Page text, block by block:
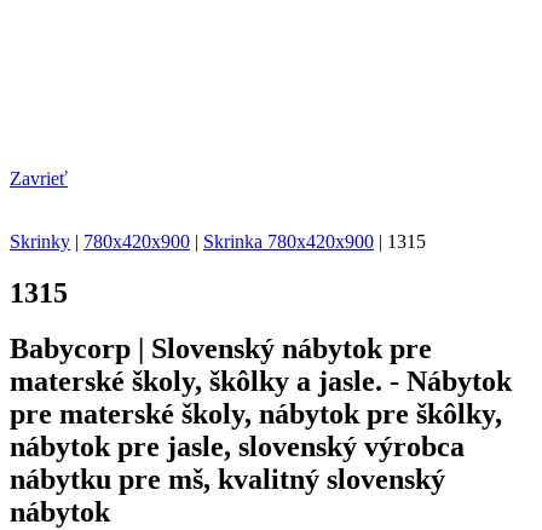
Zavrieť
Skrinky | 780x420x900 | Skrinka 780x420x900 | 1315
1315
Babycorp | Slovenský nábytok pre
materské školy, škôlky a jasle. - Nábytok
pre materské školy, nábytok pre škôlky,
nábytok pre jasle, slovenský výrobca
nábytku pre mš, kvalitný slovenský
nábytok